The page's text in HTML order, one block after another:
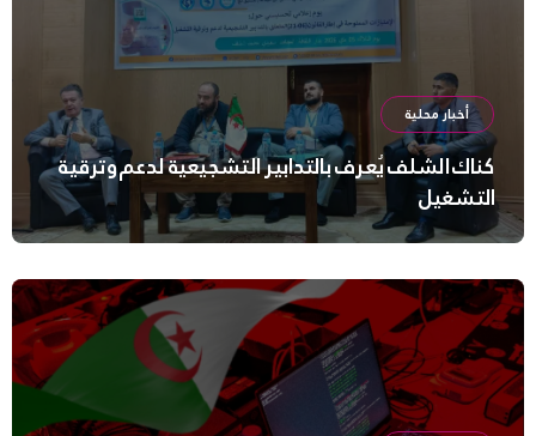
أخبار محلية
كناك الشلف يُعرف بالتدابير التشجيعية لدعم وترقية
التشغيل